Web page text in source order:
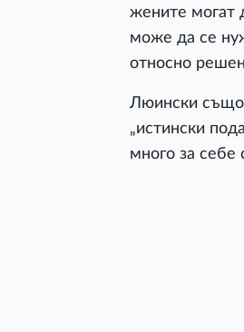
жените могат
може да се
относно
Люински също
„истински
много за себе